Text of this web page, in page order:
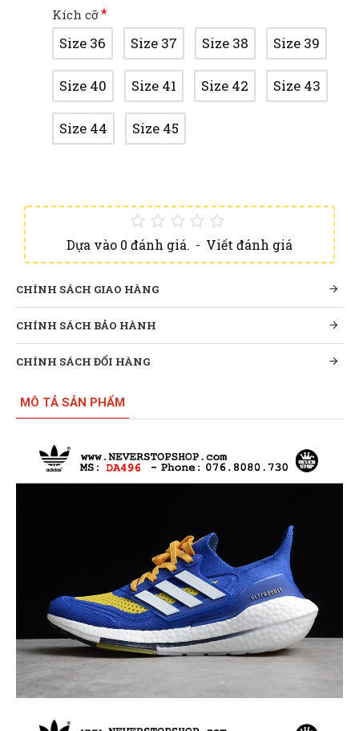
Dựa vào 0 đánh giá. - Viết đánh giá
Kích cỡ
Size 36 Size 37 Size 38 Size 39
Size 40 Size 41 Size 42 Size 43
Size 44 Size 45
CHÍNH SÁCH GIAO HÀNG
CHÍNH SÁCH BẢO HÀNH
CHÍNH SÁCH ĐỔI HÀNG
MÔ TẢ SẢN PHẨM